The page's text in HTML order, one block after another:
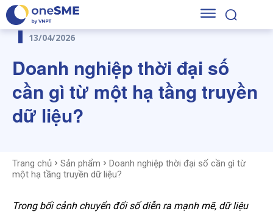
13/04/2026
Doanh nghiệp thời đại số
cần gì từ một hạ tầng truyền
dữ liệu?
Trang chủ Sản phẩm
Doanh nghiệp thời đại số cần gì từ
một hạ tầng truyền dữ liệu?
Trong bối cảnh chuyển đổi số diễn ra mạnh mẽ, dữ liệu